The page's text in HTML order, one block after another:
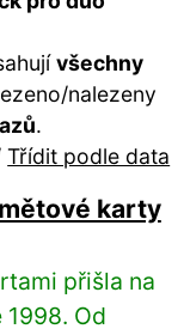
všechny
nalezeny
.
Třídit podle data
karty
přišla na
Od